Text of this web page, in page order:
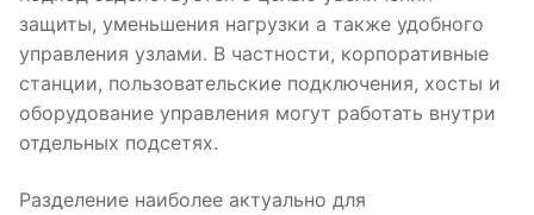
защиты, уменьшения нагрузки а также удобного
управления узлами. В частности, корпоративные
станции, пользовательские подключения, хосты и
оборудование управления могут работать внутри
отдельных подсетях.
Разделение наиболее актуально для